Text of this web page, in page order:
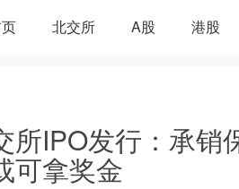
北交所 A股 港股
所IPO发行：承销
可拿奖金